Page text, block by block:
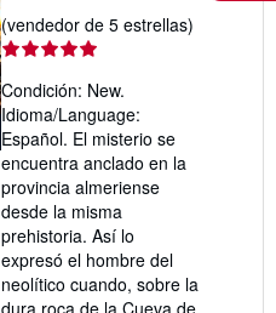
í
o
(vendedor de 5 estrellas)
Condición: New.
Idioma/Language:
Español. El misterio se
encuentra anclado en la
provincia almeriense
desde la misma
prehistoria. Así lo
expresó el hombre del
neolítico cuando, sobre la